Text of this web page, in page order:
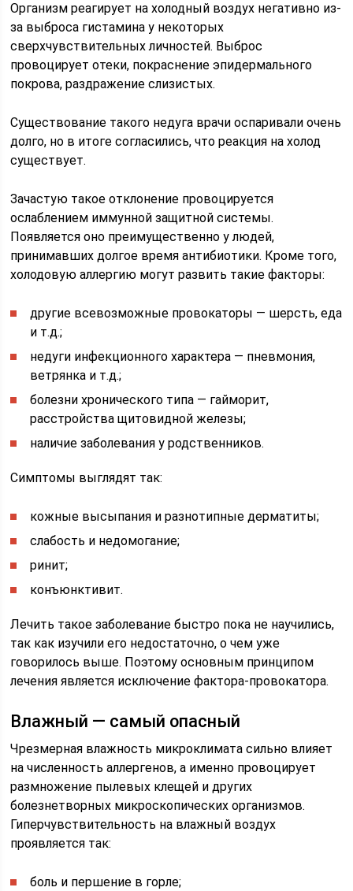
Организм реагирует на холодный воздух негативно из-
за выброса гистамина у некоторых
сверхчувствительных личностей. Выброс
провоцирует отеки, покраснение эпидермального
покрова, раздражение слизистых.
Существование такого недуга врачи оспаривали очень
долго, но в итоге согласились, что реакция на холод
существует.
Зачастую такое отклонение провоцируется
ослаблением иммунной защитной системы.
Появляется оно преимущественно у людей,
принимавших долгое время антибиотики. Кроме того,
холодовую аллергию могут развить такие факторы:
другие всевозможные провокаторы — шерсть, еда
и т.д.;
недуги инфекционного характера — пневмония,
ветрянка и т.д.;
болезни хронического типа — гайморит,
расстройства щитовидной железы;
наличие заболевания у родственников.
Симптомы выглядят так:
кожные высыпания и разнотипные дерматиты;
слабость и недомогание;
ринит;
конъюнктивит.
Лечить такое заболевание быстро пока не научились,
так как изучили его недостаточно, о чем уже
говорилось выше. Поэтому основным принципом
лечения является исключение фактора-провокатора.
Влажный — самый опасный
Чрезмерная влажность микроклимата сильно влияет
на численность аллергенов, а именно провоцирует
размножение пылевых клещей и других
болезнетворных микроскопических организмов.
Гиперчувствительность на влажный воздух
проявляется так:
боль и першение в горле;